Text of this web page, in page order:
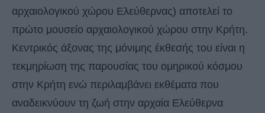
αρχαιολογικού χώρου Ελεύθερνας) αποτελεί το
πρώτο μουσείο αρχαιολογικού χώρου στην Κρήτη.
Κεντρικός άξονας της μόνιμης έκθεσής του είναι η
τεκμηρίωση της παρουσίας του ομηρικού κόσμου
στην Κρήτη ενώ περιλαμβάνει εκθέματα που
αναδεικνύουν τη ζωή στην αρχαία Ελεύθερνα